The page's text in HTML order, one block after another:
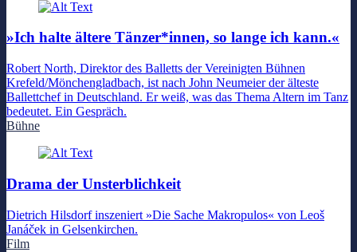
»Ich halte ältere Tänzer*innen, so lange ich kann.«
Robert North, Direktor des Balletts der Vereinigten Bühnen
Krefeld/Mönchengladbach, ist nach John Neumeier der älteste
Ballettchef in Deutschland. Er weiß, was das Thema Altern im Tanz
bedeutet. Ein Gespräch.
Bühne
Drama der Unsterblichkeit
Dietrich Hilsdorf inszeniert »Die Sache Makropulos« von Leoš
Janáček in Gelsenkirchen.
Film